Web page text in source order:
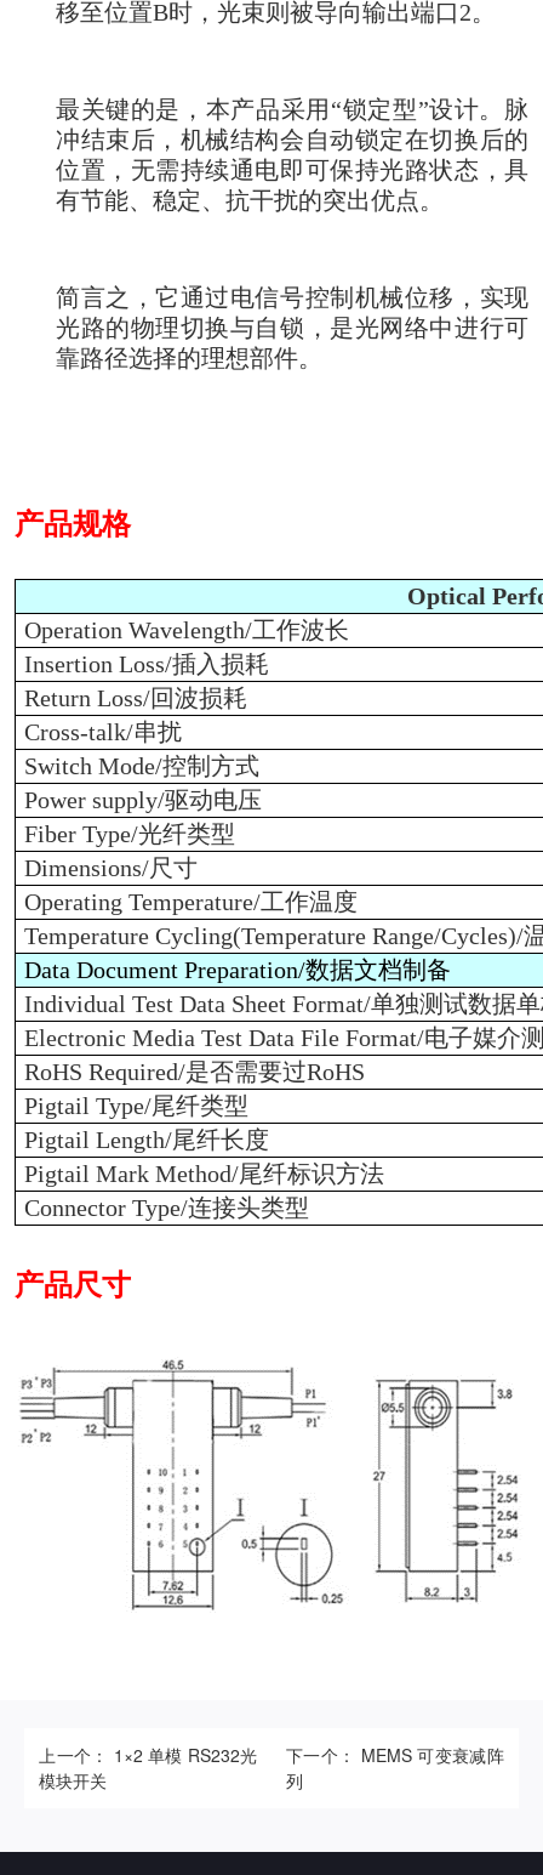
移至位置B时，光束则被导向输出端口2。
最关键的是，本产品采用“锁定型”设计。脉
冲结束后，机械结构会自动锁定在切换后的
位置，无需持续通电即可保持光路状态，具
有节能、稳定、抗干扰的突出优点。
简言之，它通过电信号控制机械位移，实现
光路的物理切换与自锁，是光网络中进行可
靠路径选择的理想部件。
产品规格
Optical
Operation Wavelength/工作波长
Insertion Loss/插入损耗
Return Loss/回波损耗
Cross-talk/串扰
Switch Mode/控制方式
Power supply/驱动电压
Fiber Type/光纤类型
Dimensions/尺寸
Operating Temperature/工作温度
Temperature Cycling(Temperature Range/Cycles)/
Data Document Preparation/数据文档制备
Individual Test Data Sheet Format/单独测试数据
Electronic Media Test Data File Format/电子媒介
RoHS Required/是否需要过RoHS
Pigtail Type/尾纤类型
Pigtail Length/尾纤长度
Pigtail Mark Method/尾纤标识方法
Connector Type/连接头类型
产品尺寸
上一个： 1×2 单模 RS232光
模块开关
下一个： MEMS 可变衰减阵
列